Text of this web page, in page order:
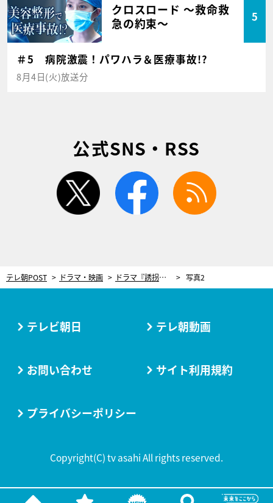
クロスロード ～救命救
急の約束～
5
＃5 病院激震！パワハラ＆医療事故!?
8月4日(火)放送分
公式SNS・RSS
twitter facebook
テレ朝POST ドラマ・映画 ドラマ『誘拐の日』第1話の謎が判明！犯人複数の大どんでん返しに「なにこの激怖展開!?」 写真2
テレビ朝日 テレ朝動画
お問い合わせ サイト利用規約
プライバシーポリシー
Copyright(C) tv asahi All rights reserved.